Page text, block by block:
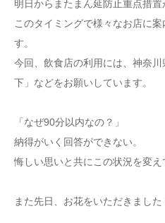
明日からまたまん延防止重点措置
このタイミングで様々なお店に
す。
今回、飲食店の利用には、神奈
下」などをお願いしています。
「なぜ90分以内なの？」
納得がいく回答ができない。
悔しい思いと共にこの状況を変え
また先日、お花をいただきました